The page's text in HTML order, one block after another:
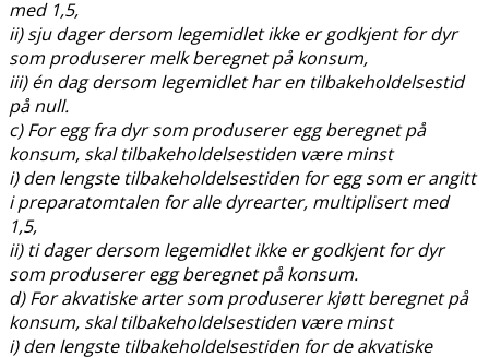
med 1,5,
ii) sju dager dersom legemidlet ikke er godkjent for dyr
som produserer melk beregnet på konsum,
iii) én dag dersom legemidlet har en tilbakeholdelsestid
på null.
c) For egg fra dyr som produserer egg beregnet på
konsum, skal tilbakeholdelsestiden være minst
i) den lengste tilbakeholdelsestiden for egg som er angitt
i preparatomtalen for alle dyrearter, multiplisert med
1,5,
ii) ti dager dersom legemidlet ikke er godkjent for dyr
som produserer egg beregnet på konsum.
d) For akvatiske arter som produserer kjøtt beregnet på
konsum, skal tilbakeholdelsestiden være minst
i) den lengste tilbakeholdelsestiden for de akvatiske